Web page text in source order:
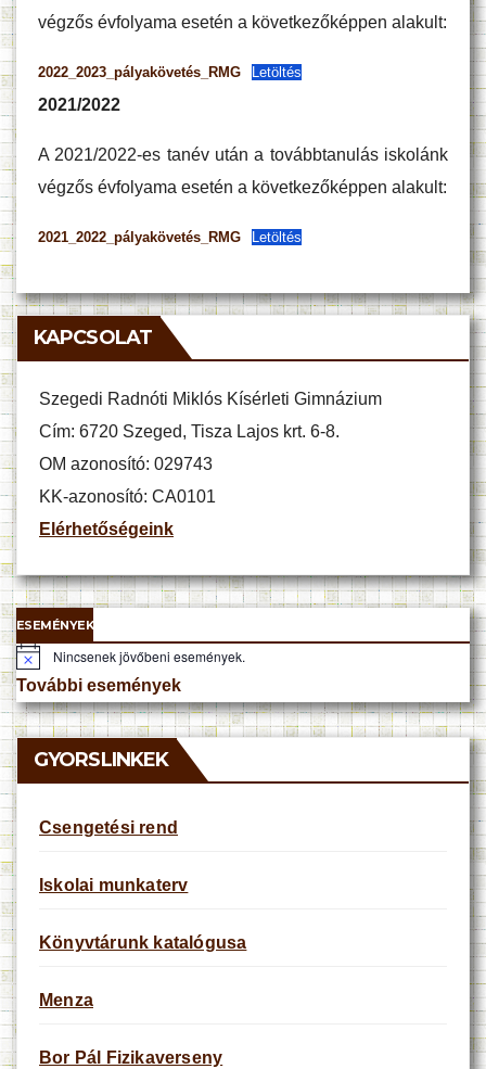
végzős évfolyama esetén a következőképpen alakult:
2022_2023_pályakövetés_RMG Letöltés
2021/2022
A 2021/2022-es tanév után a továbbtanulás iskolánk
végzős évfolyama esetén a következőképpen alakult:
2021_2022_pályakövetés_RMG Letöltés
KAPCSOLAT
Szegedi Radnóti Miklós Kísérleti Gimnázium
Cím: 6720 Szeged, Tisza Lajos krt. 6-8.
OM azonosító: 029743
KK-azonosító: CA0101
Elérhetőségeink
ESEMÉNYEK
N
o
t
c
e
Nincsenek jövőbeni események.
További események
GYORSLINKEK
Csengetési rend
Iskolai munkaterv
Könyvtárunk katalógusa
Menza
Bor Pál Fizikaverseny